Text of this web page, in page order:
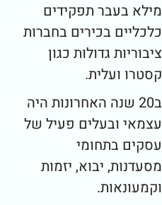
מילא בעבר תפקידים
כלכליים בכירים בחברות
ציבוריות גדולות כגון
קסטרו ועלית.
ב20 שנה האחרונות היה
עצמאי ובעלים פעיל של
עסקים בתחומי
מסעדנות, יבוא, יזמות
וקמעונאות.